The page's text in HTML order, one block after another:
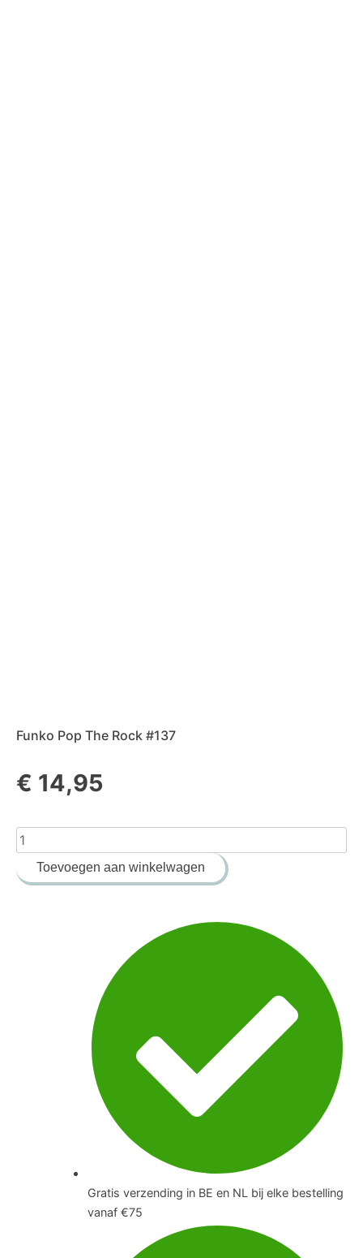
Funko Pop The Rock #137
€ 14,95
Toevoegen aan winkelwagen
Gratis verzending in BE en NL bij elke bestelling
vanaf €75